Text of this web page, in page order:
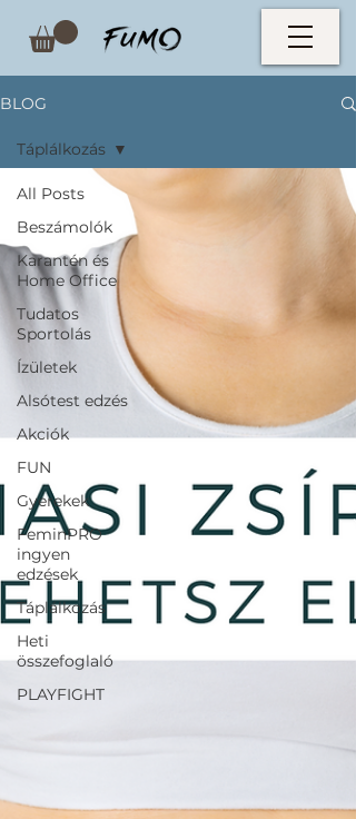
BLOG
All Posts
Beszámolók
Karantén és
Home Office
Tudatos
Sportolás
Ízületek
Alsótest edzés
Akciók
FUN
Gyerekek
FeminPRO
ingyen
edzések
Táplálkozás
Heti
összefoglaló
PLAYFIGHT
Táplálkozás